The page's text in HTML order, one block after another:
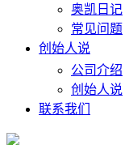
奥凯日记
常见问题
创始人说
公司介绍
创始人说
联系我们